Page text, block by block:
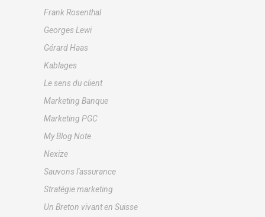
Frank Rosenthal
Georges Lewi
Gérard Haas
Kablages
Le sens du client
Marketing Banque
Marketing PGC
My Blog Note
Nexize
Sauvons l'assurance
Stratégie marketing
Un Breton vivant en Suisse